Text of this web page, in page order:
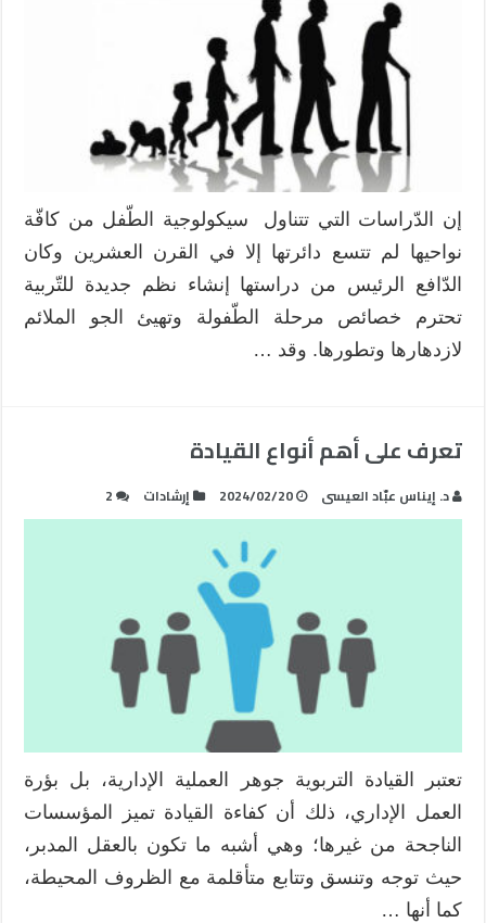
إن الدّراسات التي تتناول سيكولوجية الطّفل من كافّة
نواحيها لم تتسع دائرتها إلا في القرن العشرين وكان
الدّافع الرئيس من دراستها إنشاء نظم جديدة للتّربية
تحترم خصائص مرحلة الطّفولة وتهيئ الجو الملائم
لازدهارها وتطورها. وقد …
تعرف على أهم أنواع القيادة
د. إيناس عبّاد العيسى 2024/02/20 إرشادات 2
تعتبر القيادة التربوية جوهر العملية الإدارية، بل بؤرة
العمل الإداري، ذلك أن كفاءة القيادة تميز المؤسسات
الناجحة من غيرها؛ وهي أشبه ما تكون بالعقل المدبر،
حيث توجه وتنسق وتتابع متأقلمة مع الظروف المحيطة،
كما أنها …